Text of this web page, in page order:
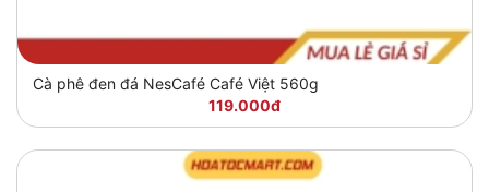
Cà phê đen đá NesCafé Café Việt 560g
119.000đ